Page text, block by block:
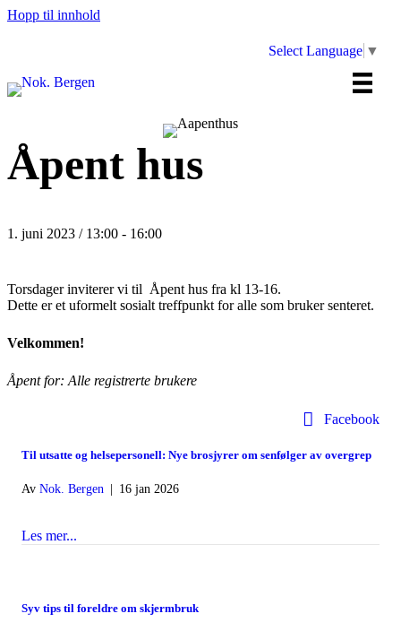
Hopp til innhold
Select Language ▼
Åpent hus
1. juni 2023 / 13:00 - 16:00
Torsdager inviterer vi til Åpent hus fra kl 13-16.
Dette er et uformelt sosialt treffpunkt for alle som bruker senteret.
Velkommen!
Åpent for: Alle registrerte brukere
Facebook
Til utsatte og helsepersonell: Nye brosjyrer om senfølger av overgrep
Av Nok. Bergen 16 jan 2026
Les mer...
Syv tips til foreldre om skjermbruk